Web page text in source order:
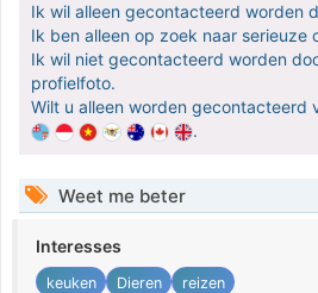
Ik wil alleen gecontacteerd worden
Ik ben alleen op zoek naar serieuze
Ik wil niet gecontacteerd worden
profielfoto.
Wilt u alleen worden gecontacteerd
.
Weet me beter
Interesses
keuken Dieren reizen